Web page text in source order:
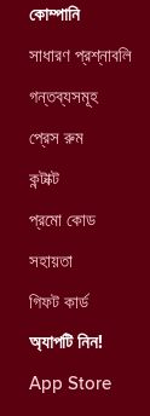
কোম্পানি
সাধারণ প্রশ্নাবলি
গন্তব্যসমূহ
প্রেস রুম
কন্টাক্ট
প্রমো কোড
সহায়তা
গিফট কার্ড
অ্যাপটি নিন!
App Store